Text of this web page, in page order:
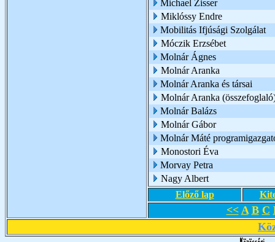
Michael Zisser
Miklóssy Endre
Mobilitás Ifjúsági Szolgálat
Móczik Erzsébet
Molnár Ágnes
Molnár Aranka
Molnár Aranka és társai
Molnár Aranka
Molnár Balázs
Molnár Gábor
Molnár Máté
Monostori Éva
Morvay Petra
Nagy Albert
Előző lap
<< A B C